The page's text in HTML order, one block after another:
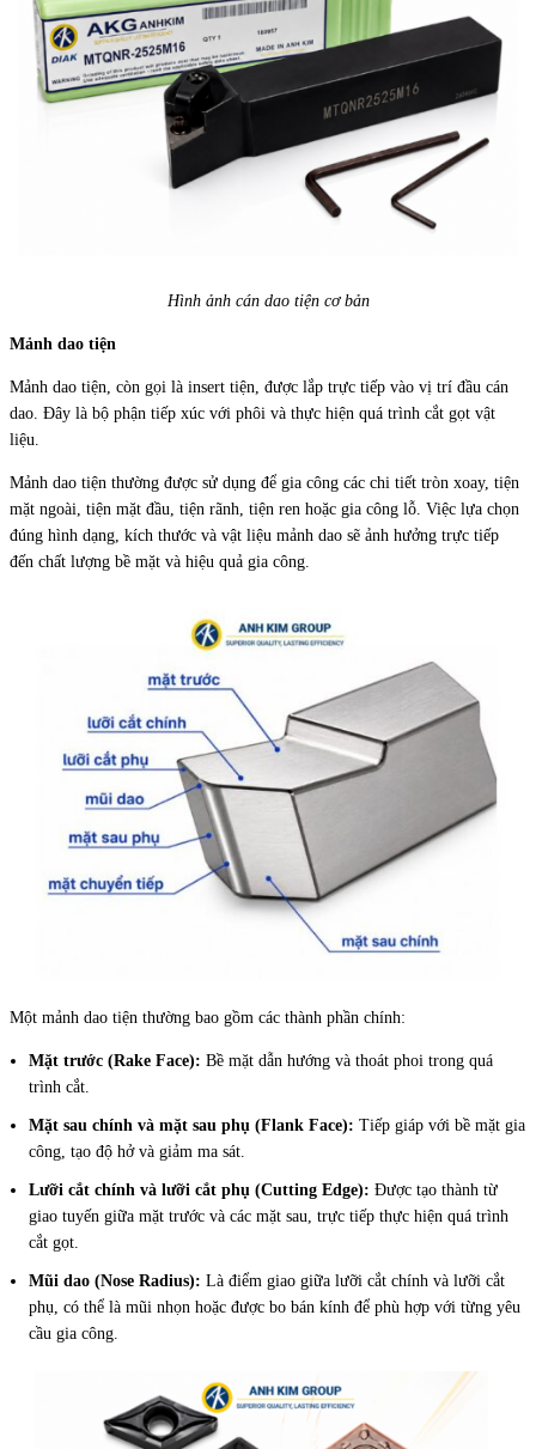
Hình ảnh cán dao tiện cơ bản
Mảnh dao tiện
Mảnh dao tiện, còn gọi là insert tiện, được lắp trực tiếp vào vị trí đầu cán
dao. Đây là bộ phận tiếp xúc với phôi và thực hiện quá trình cắt gọt vật
liệu.
Mảnh dao tiện thường được sử dụng để gia công các chi tiết tròn xoay, tiện
mặt ngoài, tiện mặt đầu, tiện rãnh, tiện ren hoặc gia công lỗ. Việc lựa chọn
đúng hình dạng, kích thước và vật liệu mảnh dao sẽ ảnh hưởng trực tiếp
đến chất lượng bề mặt và hiệu quả gia công.
Một mảnh dao tiện thường bao gồm các thành phần chính:
Mặt trước (Rake Face): Bề mặt dẫn hướng và thoát phoi trong quá
trình cắt.
Mặt sau chính và mặt sau phụ (Flank Face): Tiếp giáp với bề mặt gia
công, tạo độ hở và giảm ma sát.
Lưỡi cắt chính và lưỡi cắt phụ (Cutting Edge): Được tạo thành từ
giao tuyến giữa mặt trước và các mặt sau, trực tiếp thực hiện quá trình
cắt gọt.
Mũi dao (Nose Radius): Là điểm giao giữa lưỡi cắt chính và lưỡi cắt
phụ, có thể là mũi nhọn hoặc được bo bán kính để phù hợp với từng yêu
cầu gia công.